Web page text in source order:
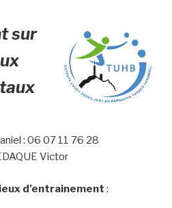
sur
: 06 07 11 76 28
Victor
d’entrainement :